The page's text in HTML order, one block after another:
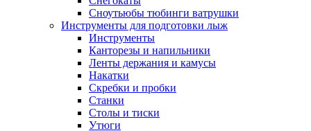
Сноутьюбы тюбинги ватрушки
Инструменты для подготовки лыж
Инструменты
Канторезы и напильники
Ленты держания и камусы
Накатки
Скребки и пробки
Станки
Столы и тиски
Утюги